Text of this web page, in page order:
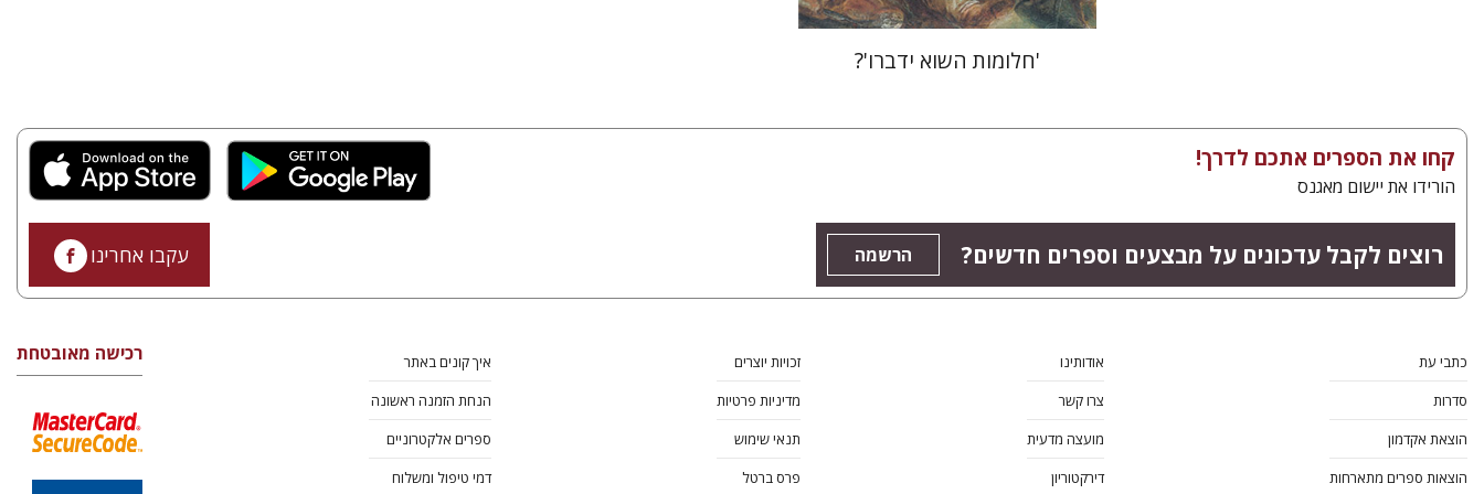
'חלומות השוא ידברו'?
קחו את הספרים אתכם לדרך!
הורידו את יישום מאגנס
רוצים לקבל עדכונים על מבצעים וספרים חדשים? הרשמה עקבו אחרינו
כתבי עת
סדרות
הוצאת אקדמון
הוצאות ספרים מתארחות
אודותינו
צרו קשר
מועצה מדעית
דירקטוריון
זכויות יוצרים
מדיניות פרטיות
תנאי שימוש
פרס ברטל
איך קונים באתר
הנחת הזמנה ראשונה
ספרים אלקטרוניים
דמי טיפול ומשלוח
רכישה מאובטחת